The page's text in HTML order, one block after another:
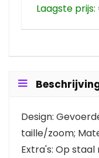
Laagste prijs:
Design:
taille/zoom;
Extra's: Op